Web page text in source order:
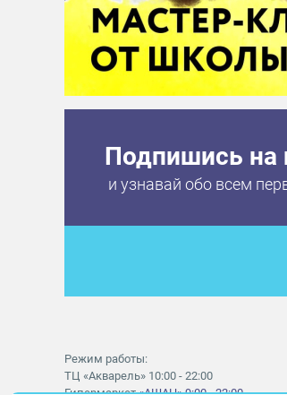
Подпишись на
и узнавай обо всем
Режим работы:
ТЦ «Акварель» 10:00 - 22:00